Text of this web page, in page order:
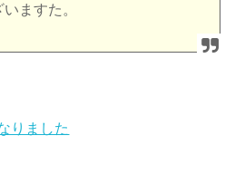
ますた。
りました